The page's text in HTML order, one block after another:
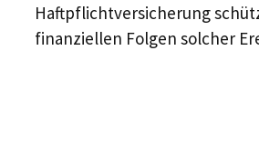
Haftpflichtversicherung
finanziellen Folgen solcher